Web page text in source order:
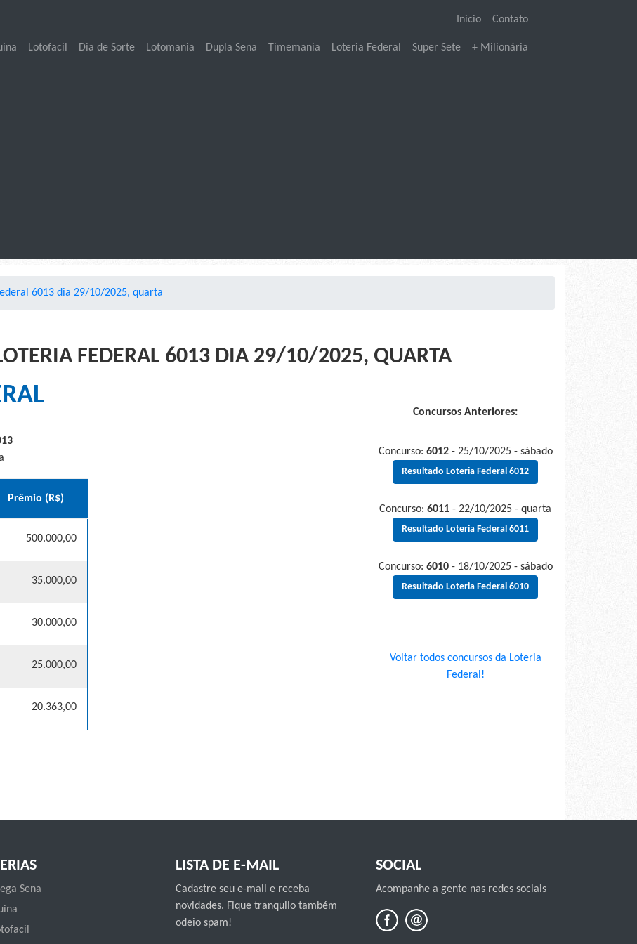
Inicio Contato
Lotofacil Dia de Sorte Lotomania Dupla Sena Timemania Loteria Federal Super Sete + Milionária
6013 dia 29/10/2025, quarta
FEDERAL 6013 DIA 29/10/2025, QUARTA
Prêmio (R$)
500.000,00
35.000,00
30.000,00
25.000,00
20.363,00
Concursos Anteriores:
Concurso: 6012- 25/10/2025 - sábado
Resultado Loteria Federal 6012
Concurso: 6011 - 22/10/2025 - quarta
Resultado Loteria Federal 6011
Concurso: 6010- 18/10/2025 - sábado
Resultado Loteria Federal 6010
Voltar todos concursos da Loteria
Federal!
Sena
LISTA DE E-MAIL
Cadastre seu e-mail e receba
novidades. Fique tranquilo também
odeio spam!
SOCIAL
Acompanhe a gente nas redes sociais